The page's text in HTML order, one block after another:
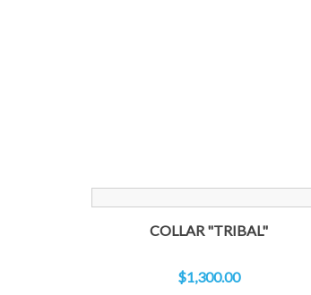
COLLAR "TRIBAL"
$1,300.00